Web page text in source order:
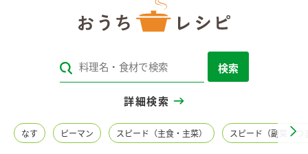
レシピカテゴリ一覧
レシピ名特集
検索
詳細検索
なす ピーマン スピード（主食・主菜） スピード（副菜・つ